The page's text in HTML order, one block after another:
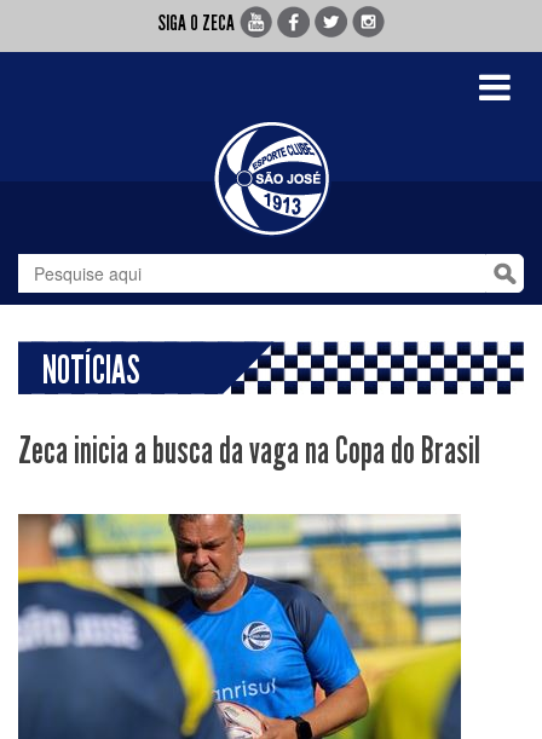
SIGA O ZECA
Toggle
NOTÍCIAS
Zeca inicia a busca da vaga na Copa do Brasil